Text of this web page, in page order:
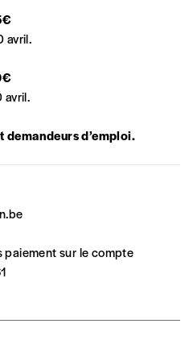
pas
même après
Ce paiement
Il marque votre
avril.
avril.
d’emploi.
paiement sur le compte